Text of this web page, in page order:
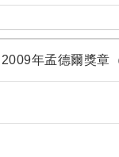
年孟德爾獎章